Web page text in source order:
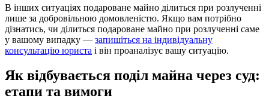
В інших ситуаціях подароване майно ділиться при розлученні
лише за добровільною домовленістю. Якщо вам потрібно
дізнатись, чи ділиться подароване майно при розлученні саме
у вашому випадку — запишіться на індивідуальну
консультацію юриста і він проаналізує вашу ситуацію.
Як відбувається поділ майна через суд:
етапи та вимоги